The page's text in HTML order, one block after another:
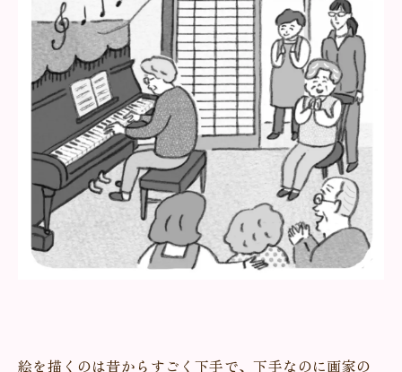
絵を描くのは昔からすごく下手で、下手なのに画家の